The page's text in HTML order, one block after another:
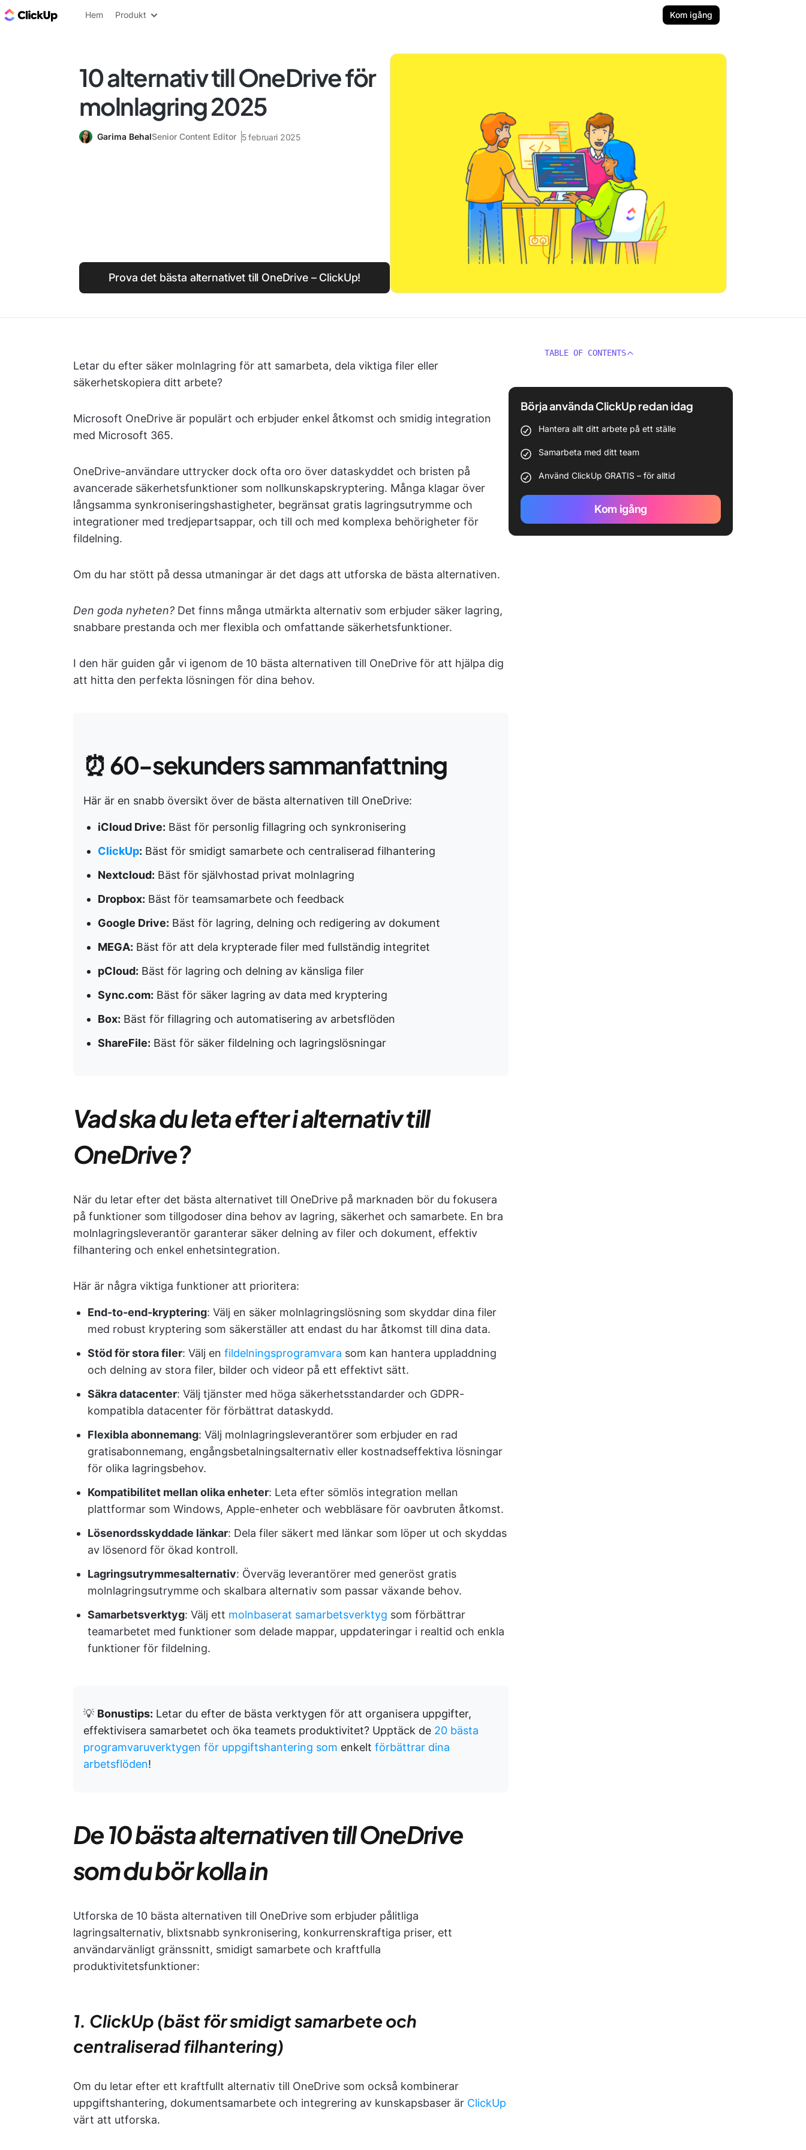
ClickUp-bloggen
Hem Produkt Kom igång
10 alternativ till OneDrive för
molnlagring 2025
Garima BehalSenior Content Editor 5 februari 2025
Prova det bästa alternativet till OneDrive – ClickUp!
Letar du efter säker molnlagring för att samarbeta, dela viktiga filer eller
säkerhetskopiera ditt arbete?
Microsoft OneDrive är populärt och erbjuder enkel åtkomst och smidig integration
med Microsoft 365.
OneDrive-användare uttrycker dock ofta oro över dataskyddet och bristen på
avancerade säkerhetsfunktioner som nollkunskapskryptering. Många klagar över
långsamma synkroniseringshastigheter, begränsat gratis lagringsutrymme och
integrationer med tredjepartsappar, och till och med komplexa behörigheter för
fildelning.
Om du har stött på dessa utmaningar är det dags att utforska de bästa alternativen.
Den goda nyheten? Det finns många utmärkta alternativ som erbjuder säker lagring,
snabbare prestanda och mer flexibla och omfattande säkerhetsfunktioner.
I den här guiden går vi igenom de 10 bästa alternativen till OneDrive för att hjälpa dig
att hitta den perfekta lösningen för dina behov.
⏰60-sekunders sammanfattning
Här är en snabb översikt över de bästa alternativen till OneDrive:
iCloud Drive: Bäst för personlig fillagring och synkronisering
ClickUp: Bäst för smidigt samarbete och centraliserad filhantering
Nextcloud: Bäst för självhostad privat molnlagring
Dropbox: Bäst för teamsamarbete och feedback
Google Drive: Bäst för lagring, delning och redigering av dokument
MEGA: Bäst för att dela krypterade filer med fullständig integritet
pCloud: Bäst för lagring och delning av känsliga filer
Sync.com: Bäst för säker lagring av data med kryptering
Box: Bäst för fillagring och automatisering av arbetsflöden
ShareFile: Bäst för säker fildelning och lagringslösningar
Vad ska du leta efter i alternativ till
OneDrive?
När du letar efter det bästa alternativet till OneDrive på marknaden bör du fokusera
på funktioner som tillgodoser dina behov av lagring, säkerhet och samarbete. En bra
molnlagringsleverantör garanterar säker delning av filer och dokument, effektiv
filhantering och enkel enhetsintegration.
Här är några viktiga funktioner att prioritera:
End-to-end-kryptering: Välj en säker molnlagringslösning som skyddar dina filer
med robust kryptering som säkerställer att endast du har åtkomst till dina data.
Stöd för stora filer: Välj en fildelningsprogramvara som kan hantera uppladdning
och delning av stora filer, bilder och videor på ett effektivt sätt.
Säkra datacenter: Välj tjänster med höga säkerhetsstandarder och GDPR-
kompatibla datacenter för förbättrat dataskydd.
Flexibla abonnemang: Välj molnlagringsleverantörer som erbjuder en rad
gratisabonnemang, engångsbetalningsalternativ eller kostnadseffektiva lösningar
för olika lagringsbehov.
Kompatibilitet mellan olika enheter: Leta efter sömlös integration mellan
plattformar som Windows, Apple-enheter och webbläsare för oavbruten åtkomst.
Lösenordsskyddade länkar: Dela filer säkert med länkar som löper ut och skyddas
av lösenord för ökad kontroll.
Lagringsutrymmesalternativ: Överväg leverantörer med generöst gratis
molnlagringsutrymme och skalbara alternativ som passar växande behov.
Samarbetsverktyg: Välj ett molnbaserat samarbetsverktyg som förbättrar
teamarbetet med funktioner som delade mappar, uppdateringar i realtid och enkla
funktioner för fildelning.
💡 Bonustips: Letar du efter de bästa verktygen för att organisera uppgifter,
effektivisera samarbetet och öka teamets produktivitet? Upptäck de 20 bästa
programvaruverktygen för uppgiftshantering som enkelt förbättrar dina
arbetsflöden!
De 10 bästa alternativen till OneDrive
som du bör kolla in
Utforska de 10 bästa alternativen till OneDrive som erbjuder pålitliga
lagringsalternativ, blixtsnabb synkronisering, konkurrenskraftiga priser, ett
användarvänligt gränssnitt, smidigt samarbete och kraftfulla
produktivitetsfunktioner:
1. ClickUp (bäst för smidigt samarbete och
centraliserad filhantering)
Om du letar efter ett kraftfullt alternativ till OneDrive som också kombinerar
uppgiftshantering, dokumentsamarbete och integrering av kunskapsbaser är ClickUp
värt att utforska.
TABLE OF CONTENTS
Börja använda ClickUp redan idag
Hantera allt ditt arbete på ett ställe
Samarbeta med ditt team
Använd ClickUp GRATIS – för alltid
Kom igång